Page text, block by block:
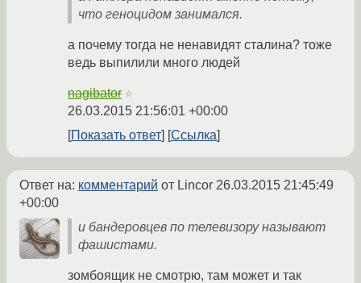
что геноцидом занимался.
а почему тогда не ненавидят сталина? тоже
ведь выпилили много людей
nagibator ☆
26.03.2015 21:56:01 +00:00
Показать ответ
Ссылка
Ответ на: комментарий от Lincor 26.03.2015 21:45:49
+00:00
и бандеровцев по телевизору называют
фашистами.
зомбоящик не смотрю, там может и так